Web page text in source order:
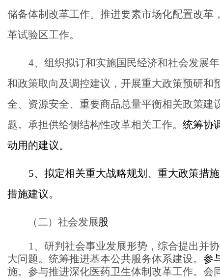
储备体制改革工作。推进要素市场化配置改
革试验区工作。
4、 组织拟订和实施国民经济和社会发展
和政策取向及调控建议，开展重大政策预研
全、资源安全、重要商品总量平衡相关政策
题。承担供给侧结构性改革相关工作。 统筹协
动用的建议。
5、拟定相关重大战略规划、重大政策措
措施建议。
（二）社会发展股
1、研判社会事业发展形势，综合提出并
大问题。统筹推进基本公共服务体系建设。 参
施。参与推进深化医药卫生体制改革工作。会